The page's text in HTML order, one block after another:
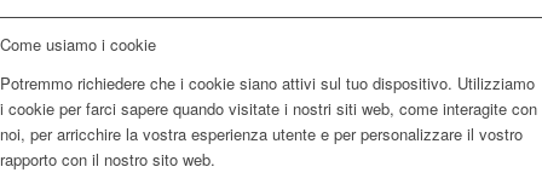
Come usiamo i cookie
Potremmo richiedere che i cookie siano attivi sul tuo dispositivo. Utilizziamo
i cookie per farci sapere quando visitate i nostri siti web, come interagite con
noi, per arricchire la vostra esperienza utente e per personalizzare il vostro
rapporto con il nostro sito web.